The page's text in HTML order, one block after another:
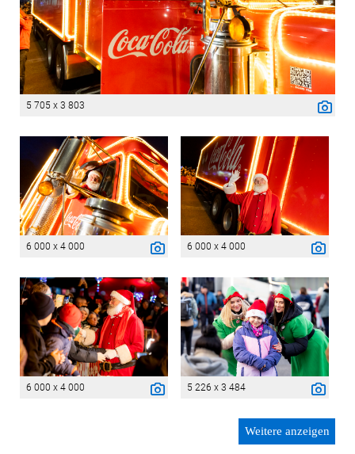
5 705 x 3 803
6 000 x 4 000 6 000 x 4 000
6 000 x 4 000 5 226 x 3 484
Weitere anzeigen